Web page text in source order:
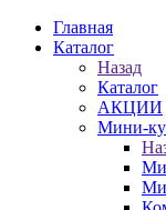
Главная
Каталог
Назад
Каталог
АКЦИИ
Мини-